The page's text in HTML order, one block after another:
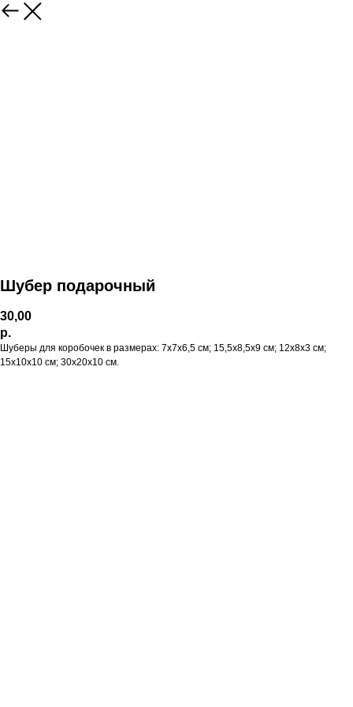
Шубер подарочный
30,00
р.
Шуберы для коробочек в размерах: 7х7х6,5 см; 15,5х8,5х9 см; 12х8х3 см;
15х10х10 см; 30х20х10 см.